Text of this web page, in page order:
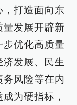
，打造面向东
量发展开辟新
优化高质量
发展、民生
风险等在内
为硬指标，